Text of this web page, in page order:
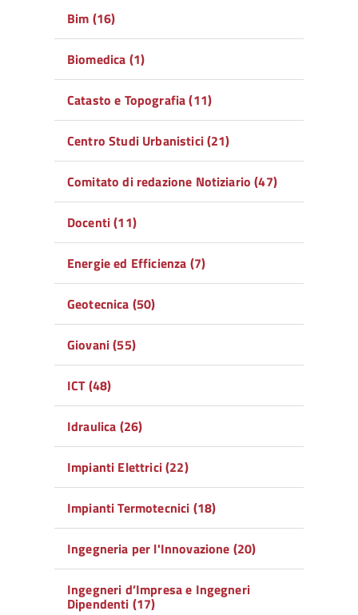
Bim (16)
Biomedica (1)
Catasto e Topografia (11)
Centro Studi Urbanistici (21)
Comitato di redazione Notiziario (47)
Docenti (11)
Energie ed Efficienza (7)
Geotecnica (50)
Giovani (55)
ICT (48)
Idraulica (26)
Impianti Elettrici (22)
Impianti Termotecnici (18)
Ingegneria per l'Innovazione (20)
Ingegneri d’Impresa e Ingegneri
Dipendenti (17)